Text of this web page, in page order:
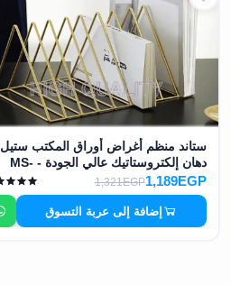
ستاند منظم أغراض أوراق المكتب ستيل
دهان إلكتروستاتيك عالي الجودة - MS-
8807
1,189EGP
1,321EGP
إضافة إلى عربة التسوق